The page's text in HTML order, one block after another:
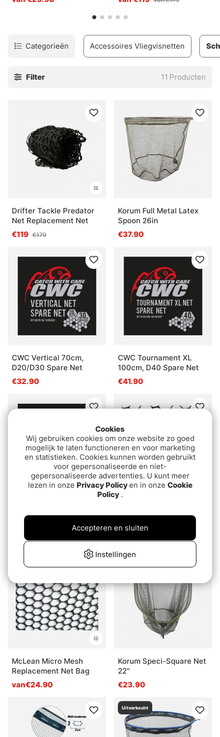
Categorieën Accessoires Vliegvisnetten
Filter 11 Producten
Drifter Tackle Predator
Net Replacement Net
€119 €179
Korum Full Metal Latex
Spoon 26in
€37.90
CWC Vertical 70cm,
D20/D30 Spare Net
€32.90
CWC Tournament XL
100cm, D40 Spare Net
€41.90
100cm, D20/D30 Spare
McLean Rubber
Replacement Net Bag
McLean Micro Mesh
Replacement Net Bag
van€24.90
Korum Speci-Square Net
22''
€23.90
Uitverkocht
Cookies
Wij gebruiken cookies om onze website zo goed
mogelijk te laten functioneren en voor marketing
en statistieken. Cookies kunnen worden gebruikt
voor gepersonaliseerde en niet-
gepersonaliseerde advertenties. U kunt meer
lezen in onze Privacy Policyen in onze Cookie
Policy .
Instellingen
Accepteren en sluiten